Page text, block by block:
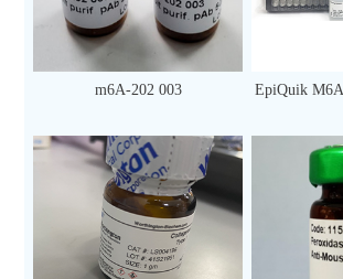
m6A-202 003
EpiQuik